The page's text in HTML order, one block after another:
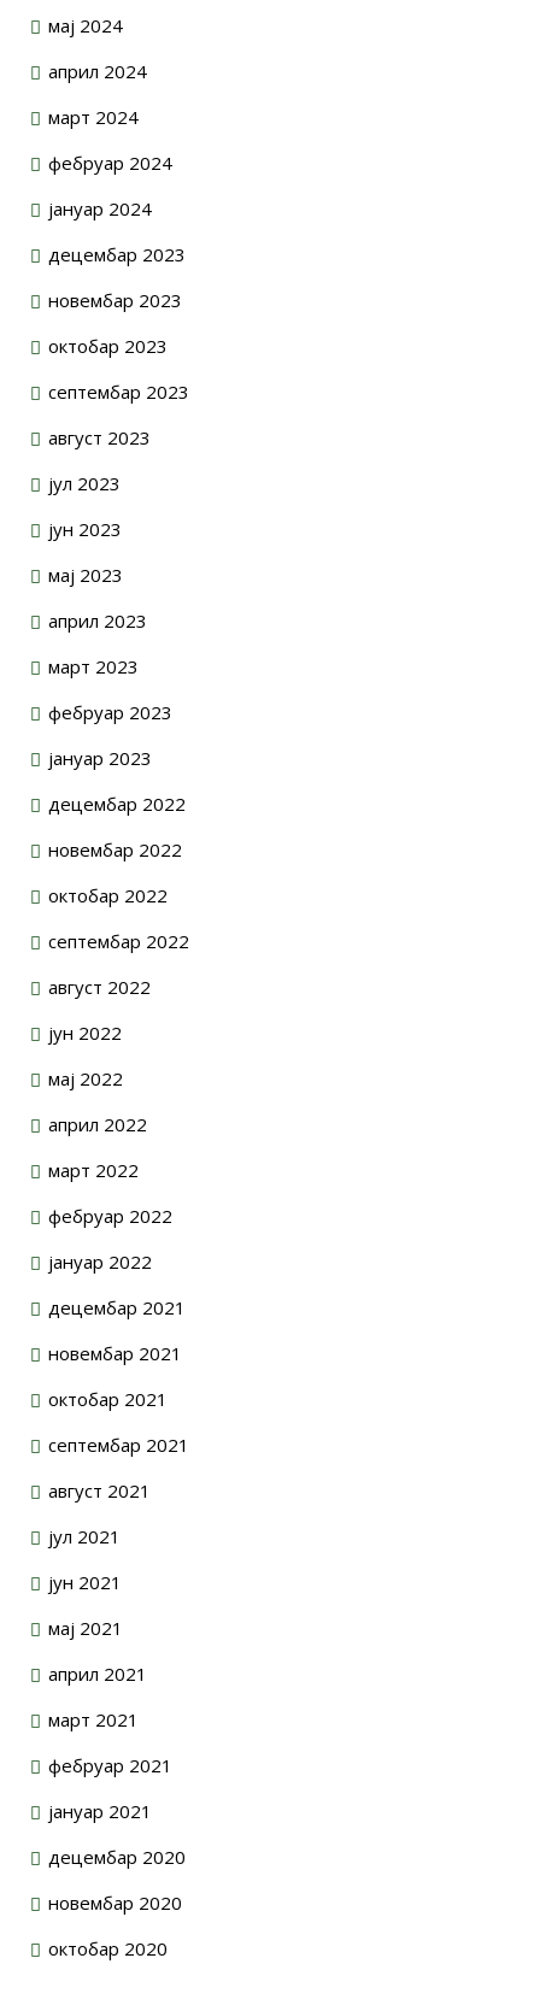
мај 2024
април 2024
март 2024
фебруар 2024
јануар 2024
децембар 2023
новембар 2023
октобар 2023
септембар 2023
август 2023
јул 2023
јун 2023
мај 2023
април 2023
март 2023
фебруар 2023
јануар 2023
децембар 2022
новембар 2022
октобар 2022
септембар 2022
август 2022
јун 2022
мај 2022
април 2022
март 2022
фебруар 2022
јануар 2022
децембар 2021
новембар 2021
октобар 2021
септембар 2021
август 2021
јул 2021
јун 2021
мај 2021
април 2021
март 2021
фебруар 2021
јануар 2021
децембар 2020
новембар 2020
октобар 2020